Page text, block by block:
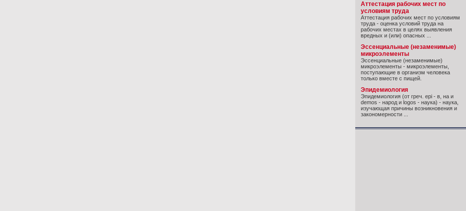
Аттестация рабочих мест по
условиям труда
Аттестация рабочих мест по условиям
труда - оценка условий труда на
рабочих местах в целях выявления
вредных и (или) опасных ...
Эссенциальные (незаменимые)
микроэлементы
Эссенциальные (незаменимые)
микроэлементы - микроэлементы,
поступающие в организм человека
только вместе с пищей.
Эпидемиология
Эпидемиология (от греч. epi - в, на и
demos - народ и logos - наука) - наука,
изучающая причины возникновения и
закономерности ...